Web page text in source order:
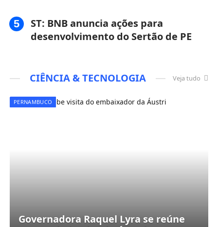
ST: BNB anuncia ações para
desenvolvimento do Sertão de PE
CIÊNCIA & TECNOLOGIA Veja tudo
PERNAMBUCO
Governadora Raquel Lyra se reúne